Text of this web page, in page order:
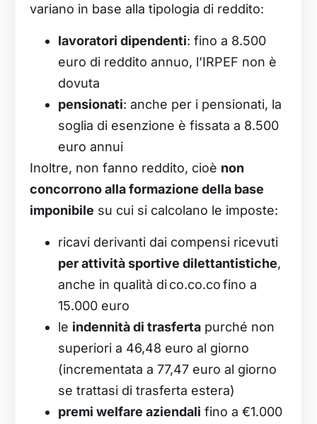
variano in base alla tipologia di reddito:
lavoratori dipendenti: fino a 8.500
euro di reddito annuo, l’IRPEF non è
dovuta
pensionati: anche per i pensionati, la
soglia di esenzione è fissata a 8.500
euro annui
Inoltre, non fanno reddito, cioè non
concorrono alla formazione della base
imponibile su cui si calcolano le imposte:
ricavi derivanti dai compensi ricevuti
per attività sportive dilettantistiche,
anche in qualità di co.co.co fino a
15.000 euro
le indennità di trasferta purché non
superiori a 46,48 euro al giorno
(incrementata a 77,47 euro al giorno
se trattasi di trasferta estera)
premi welfare aziendali fino a €1.000